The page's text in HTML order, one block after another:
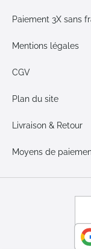
Paiement 3X sans
Mentions légales
CGV
Plan du site
Livraison & Retour
Moyens de